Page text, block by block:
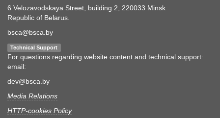
6 Velozavodskaya Street, building 2, 220033 Minsk
Republic of Belarus.
bsca@bsca.by
Technical Support
For questions regarding website content and technical support:
email:
dev@bsca.by
Media Relations
HTTP-cookies Policy